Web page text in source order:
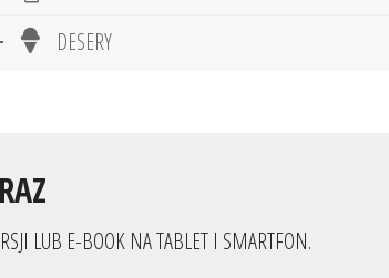
DESERY
LUB E-BOOK NA TABLET I SMARTFON.